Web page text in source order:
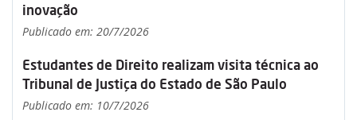
inovação
Publicado em: 20/7/2026
Estudantes de Direito realizam visita técnica ao
Tribunal de Justiça do Estado de São Paulo
Publicado em: 10/7/2026